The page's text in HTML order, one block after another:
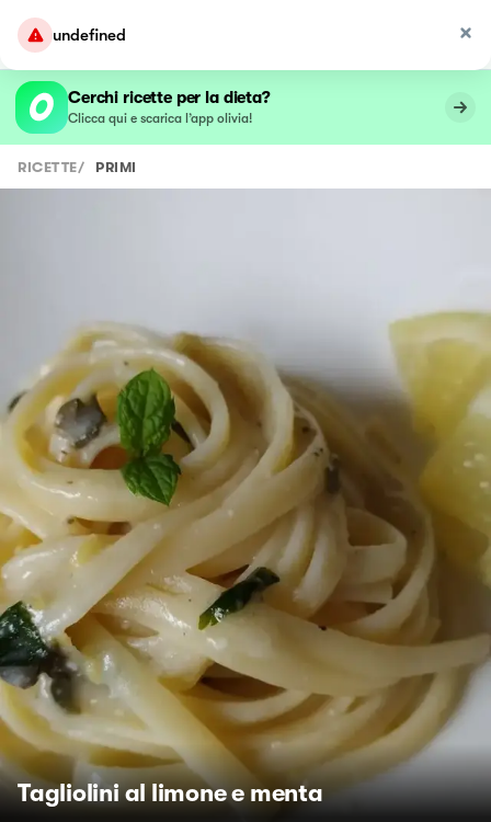
undefined
Cerchi ricette per la dieta?
Clicca qui e scarica l’app olivia!
RICETTE/ PRIMI
Tagliolini al limone e menta